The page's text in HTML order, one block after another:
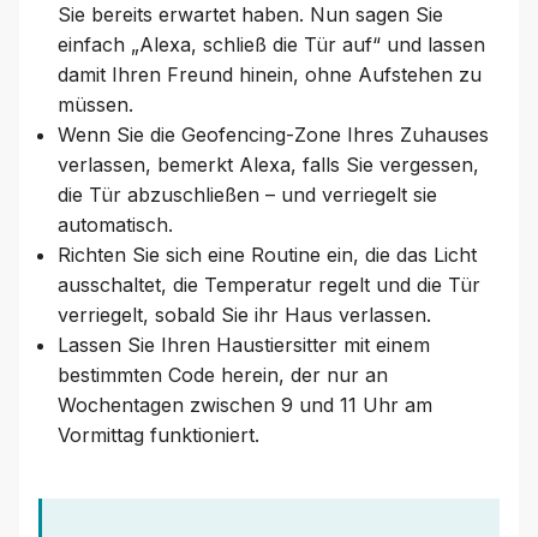
Sie bereits erwartet haben. Nun sagen Sie
einfach „Alexa, schließ die Tür auf“ und lassen
damit Ihren Freund hinein, ohne Aufstehen zu
müssen.
Wenn Sie die Geofencing-Zone Ihres Zuhauses
verlassen, bemerkt Alexa, falls Sie vergessen,
die Tür abzuschließen – und verriegelt sie
automatisch.
Richten Sie sich eine Routine ein, die das Licht
ausschaltet, die Temperatur regelt und die Tür
verriegelt, sobald Sie ihr Haus verlassen.
Lassen Sie Ihren Haustiersitter mit einem
bestimmten Code herein, der nur an
Wochentagen zwischen 9 und 11 Uhr am
Vormittag funktioniert.